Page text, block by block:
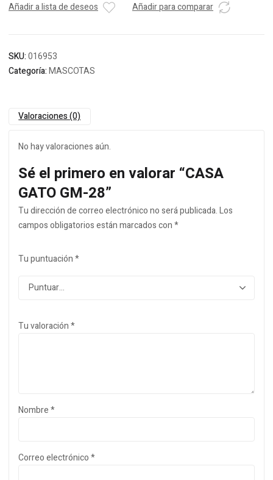
Añadir a lista de deseos Añadir para comparar
SKU:016953
Categoría:MASCOTAS
Valoraciones (0)
No hay valoraciones aún.
Sé el primero en valorar “CASA
GATO GM-28”
Tu dirección de correo electrónico no será publicada.Los
campos obligatorios están marcados con*
Tu puntuación*
Tu valoración*
Nombre*
Correo electrónico*